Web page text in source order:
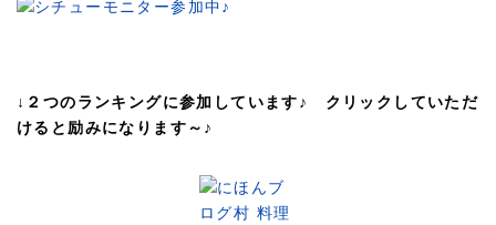
↓２つのランキングに参加しています♪ クリックしていただ
けると励みになります～♪